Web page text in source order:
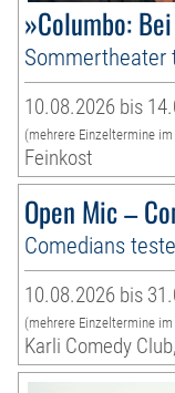
»Columbo:
Sommertheater
10.08.2026 bis
(mehrere Einzeltermine
Feinkost
Open Mic –
Comedians
10.08.2026 bis
(mehrere Einzeltermine
Karli Comedy